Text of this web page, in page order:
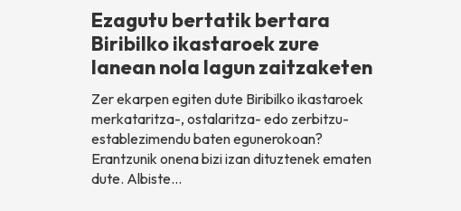
Ezagutu bertatik bertara
Biribilko ikastaroek zure
lanean nola lagun zaitzaketen
Zer ekarpen egiten dute Biribilko ikastaroek
merkataritza-, ostalaritza- edo zerbitzu-
establezimendu baten egunerokoan?
Erantzunik onena bizi izan dituztenek ematen
dute. Albiste…